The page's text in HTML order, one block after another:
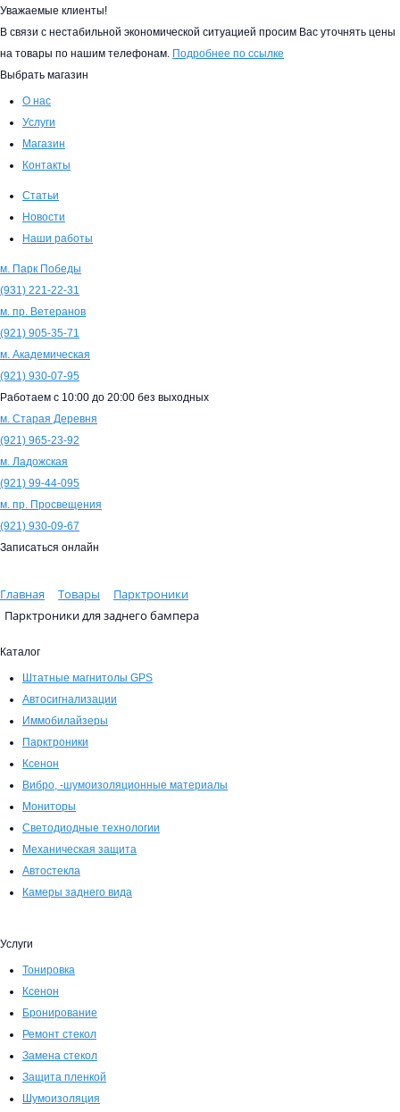
Уважаемые клиенты!
В связи с нестабильной экономической ситуацией просим Вас уточнять цены
на товары по нашим телефонам. Подробнее по ссылке
Выбрать магазин
О нас
Услуги
Магазин
Контакты
Статьи
Новости
Наши работы
м. Парк Победы
(931) 221-22-31
м. пр. Ветеранов
(921) 905-35-71
м. Академическая
(921) 930-07-95
Работаем с 10:00 до 20:00 без выходных
м. Старая Деревня
(921) 965-23-92
м. Ладожская
(921) 99-44-095
м. пр. Просвещения
(921) 930-09-67
Записаться онлайн
Главная Товары
Парктроники
Парктроники для заднего бампера
Каталог
Штатные магнитолы GPS
Автосигнализации
Иммобилайзеры
Парктроники
Ксенон
Вибро, -шумоизоляционные материалы
Мониторы
Светодиодные технологии
Механическая защита
Автостекла
Камеры заднего вида
Услуги
Тонировка
Ксенон
Бронирование
Ремонт стекол
Замена стекол
Защита пленкой
Шумоизоляция